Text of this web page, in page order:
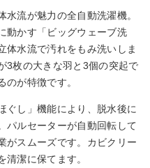
流が魅力の全自動洗濯機。
動かす「ビッグウェーブ洗
体水流で汚れをもみ洗いしま
3枚の大きな羽と3個の突起で
が特徴です。
ぐし」機能により、脱水後に
パルセーターが自動回転して
がスムーズです。カビクリー
清潔に保てます。